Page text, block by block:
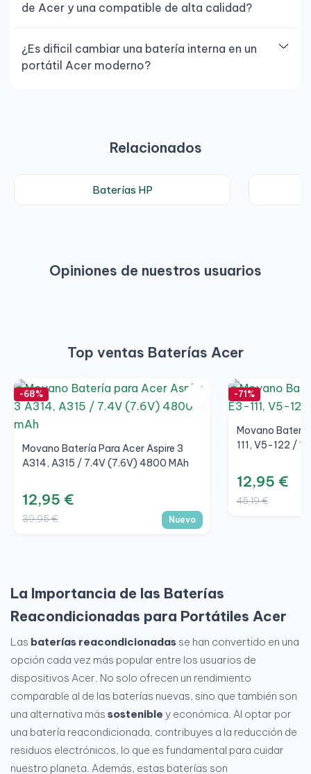
de Acer y una compatible de alta calidad?
¿Es dificil cambiar una batería interna en un
portátil Acer moderno?
Relacionados
Baterías HP
Opiniones de nuestros usuarios
Top ventas Baterías Acer
-68%
Movano Batería Para Acer Aspire 3
A314, A315 / 7.4V (7.6V) 4800 MAh
12,95 €
39,95 € Nuevo
-71%
Movano
111, V5-122 /
12,95 €
45,19 €
La Importancia de las Baterías
Reacondicionadas para Portátiles Acer
Las baterías reacondicionadas se han convertido en una
opción cada vez más popular entre los usuarios de
dispositivos Acer. No solo ofrecen un rendimiento
comparable al de las baterías nuevas, sino que también son
una alternativa más sostenible y económica. Al optar por
una batería reacondicionada, contribuyes a la reducción de
residuos electrónicos, lo que es fundamental para cuidar
nuestro planeta. Además, estas baterías son